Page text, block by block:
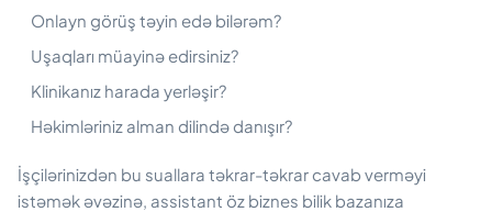
Onlayn görüş təyin edə bilərəm?
Uşaqları müayinə edirsiniz?
Klinikanız harada yerləşir?
Həkimləriniz alman dilində danışır?
İşçilərinizdən bu suallara təkrar-təkrar cavab verməyi
istəmək əvəzinə, assistant öz biznes bilik bazanıza